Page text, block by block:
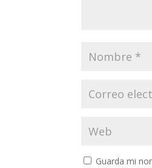
Guarda mi